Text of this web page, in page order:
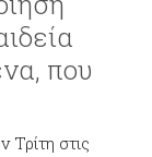
που
Τρίτη στις